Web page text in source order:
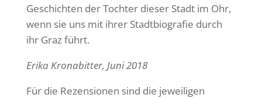
Geschichten der Tochter dieser Stadt im Ohr,
wenn sie uns mit ihrer Stadt­bio­grafie durch
ihr Graz führt.
Erika Kronabitter, Juni 2018
Für die Rezen­sionen sind die jewei­ligen